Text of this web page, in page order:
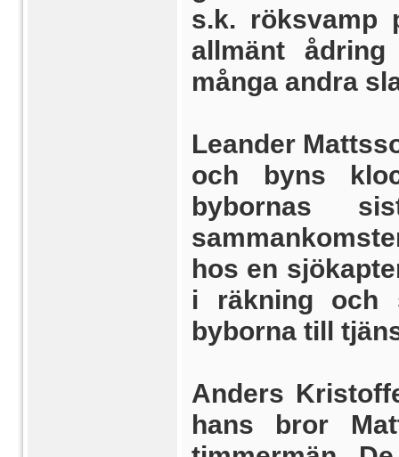
s.k. rök­svamp
allmänt
många andra
Leander
och byns
bybornas
hos en
i räkning och
byborna till
Anders
hans bror